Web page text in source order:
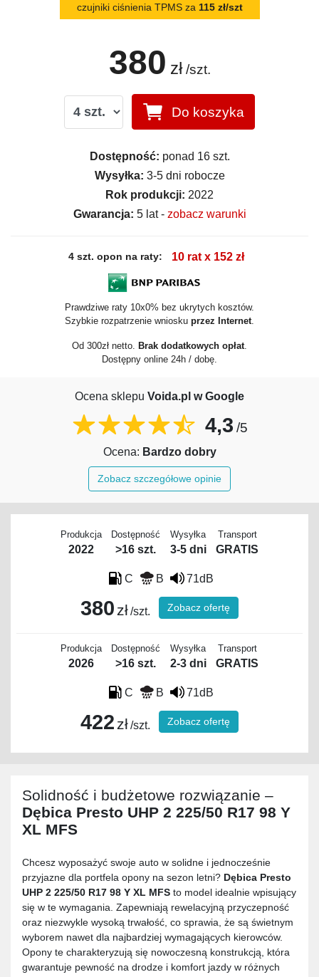
czujniki ciśnienia TPMS za 115 zł/szt
380 zł /szt.
Do koszyka
Dostępność: ponad 16 szt.
Wysyłka: 3-5 dni robocze
Rok produkcji: 2022
Gwarancja: 5 lat - zobacz warunki
4 szt. opon na raty: 10 rat x 152 zł
Prawdziwe raty 10x0% bez ukrytych kosztów.
Szybkie rozpatrzenie wniosku przez Internet
Od 300zł netto. Brak dodatkowych opłat
Dostępny online 24h / dobę.
Ocena sklepu Voida.pl w Google
4,3 /5
Ocena: Bardzo dobry
Zobacz szczegółowe opinie
Produkcja
2022
Dostępność
>16 szt.
Wysyłka
3-5 dni
Transport
GRATIS
C B 71dB
380 zł/szt. Zobacz ofertę
Produkcja
2026
Dostępność
>16 szt.
Wysyłka
2-3 dni
Transport
GRATIS
C B 71dB
422 zł/szt. Zobacz ofertę
Solidność i budżetowe rozwiązanie –
Dębica Presto UHP 2 225/50 R17 98 Y
XL MFS
Chcesz wyposażyć swoje auto w solidne i jednocześnie
przyjazne dla portfela opony na sezon letni? Dębica Presto
UHP 2 225/50 R17 98 Y XL MFS to model idealnie wpisujący
się w te wymagania. Zapewniają rewelacyjną przyczepność
oraz niezwykle wysoką trwałość, co sprawia, że są świetnym
wyborem nawet dla najbardziej wymagających kierowców.
Opony te charakteryzują się nowoczesną konstrukcją, która
gwarantuje pewność na drodze i komfort jazdy w różnych